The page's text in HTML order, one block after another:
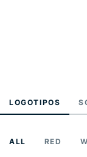
LOGOTIPOS
ALL RED